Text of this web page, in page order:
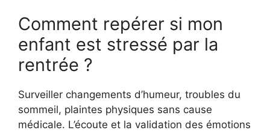
Comment repérer si mon
enfant est stressé par la
rentrée ?
Surveiller changements d’humeur, troubles du
sommeil, plaintes physiques sans cause
médicale. L’écoute et la validation des émotions